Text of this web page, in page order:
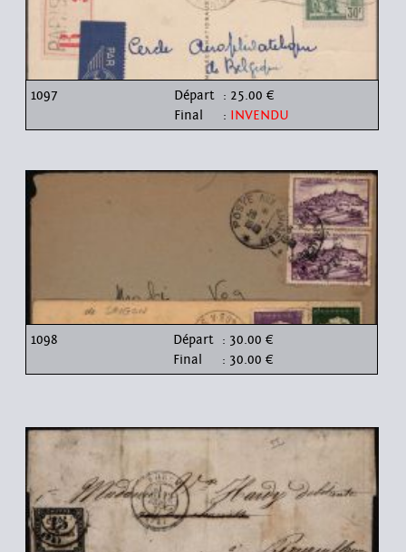
1097 Départ : 25.00 €
Final
: INVENDU
1098 Départ : 30.00 €
Final
: 30.00 €